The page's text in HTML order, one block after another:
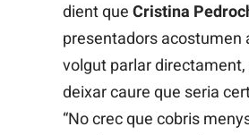
dient que Cristina
presentadors acostumen
volgut parlar
deixar caure que seria
“No crec que cobris